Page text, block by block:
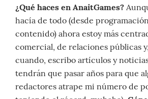
¿Qué haces en AnaitGames?
hacía de todo (desde
contenido) ahora estoy más
comercial, de relaciones públicas
cuando, escribo artículos y
tendrán que pasar años para que
redactores atrape mi número de